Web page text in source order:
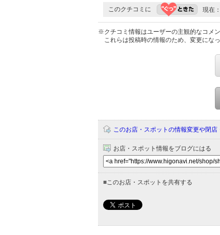
このクチコミに 現在：
※クチコミ情報はユーザーの主観的なコメン
これらは投稿時の情報のため、変更にな
このお店・スポットの情報変更や閉店
お店・スポット情報をブログにはる
■このお店・スポットを共有する